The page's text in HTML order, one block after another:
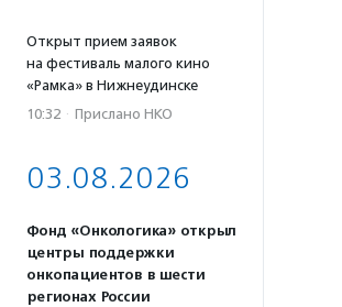
Открыт прием заявок
на фестиваль малого кино
«Рамка» в Нижнеудинске
10:32 · Прислано НКО
03.08.2026
Фонд «Онкологика» открыл
центры поддержки
онкопациентов в шести
регионах России